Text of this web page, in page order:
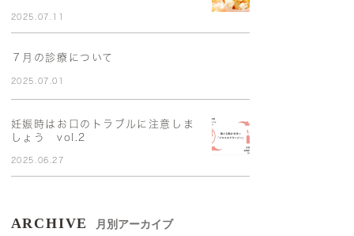
2025.07.11
７月の診療について
2025.07.01
妊娠時はお口のトラブルに注意しま
しょう vol.2
2025.06.27
ARCHIVE 月別アーカイブ